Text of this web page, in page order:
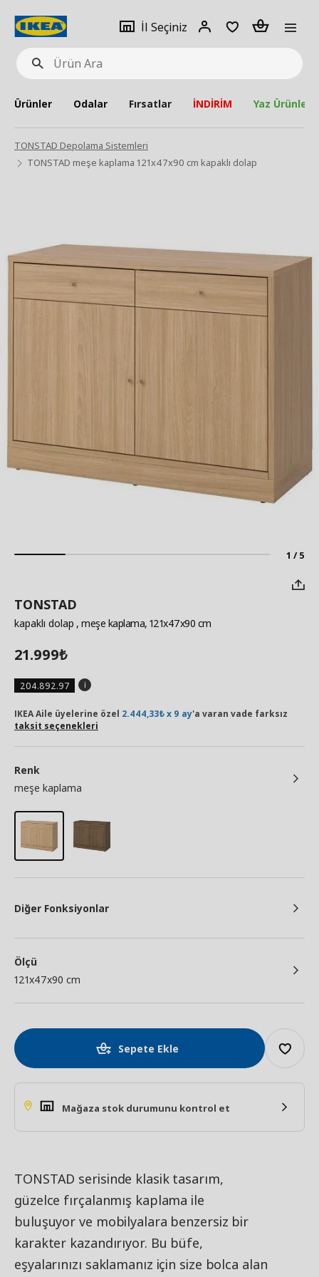
Ürün
Ara
İl Seçiniz
Giriş
Adet
Ürünler Odalar Fırsatlar İNDİRİM Yaz Ürünleri
TONSTAD Depolama Sistemleri
TONSTAD meşe kaplama 121x47x90 cm kapaklı dolap
1 / 5
TONSTAD
kapaklı dolap , meşe kaplama, 121x47x90 cm
21.999₺
204.892.97
IKEA Aile üyelerine özel 2.444,33₺ x 9 ay'a varan vade farksız
taksit seçenekleri
Renk
meşe kaplama
Diğer Fonksiyonlar
Ölçü
121x47x90 cm
Sepete Ekle
Mağaza stok durumunu kontrol et
TONSTAD serisinde klasik tasarım,
güzelce fırçalanmış kaplama ile
buluşuyor ve mobilyalara benzersiz bir
karakter kazandırıyor. Bu büfe,
eşyalarınızı saklamanız için size bolca alan